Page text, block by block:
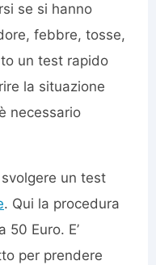
se si hanno
febbre, tosse,
un test rapido
la situazione
necessario
un test
. Qui la procedura
50 Euro. E’
per prendere